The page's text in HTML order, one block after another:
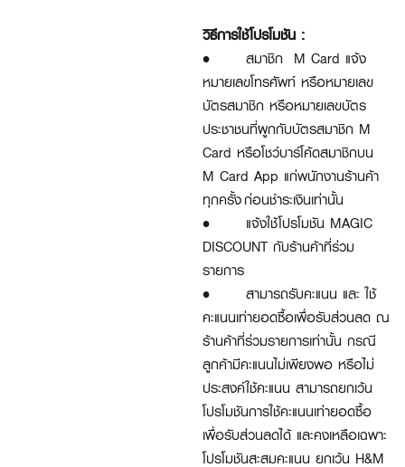
วิธีการใช้โปรโมชัน :
•
สมาชิก M Card แจ้ง
หมายเลขโทรศัพท์ หรือหมายเลข
บัตรสมาชิก หรือหมายเลขบัตร
ประชาชนที่ผูกกับบัตรสมาชิก M
Card หรือโชว์บาร์โค้ดสมาชิกบน
M Card App แก่พนักงานร้านค้า
ทุกครั้ง ก่อนชำระเงินเท่านั้น
•
แจ้งใช้โปรโมชัน MAGIC
DISCOUNT กับร้านค้าที่ร่วม
รายการ
•
สามารถรับคะแนน และ ใช้
คะแนนเท่ายอดซื้อเพื่อรับส่วนลด ณ
ร้านค้าที่ร่วมรายการเท่านั้น กรณี
ลูกค้ามีคะแนนไม่เพียงพอ หรือไม่
ประสงค์ใช้คะแนน สามารถยกเว้น
โปรโมชันการใช้คะแนนเท่ายอดซื้อ
เพื่อรับส่วนลดได้ และคงเหลือเฉพาะ
โปรโมชันสะสมคะแนน ยกเว้น H&M